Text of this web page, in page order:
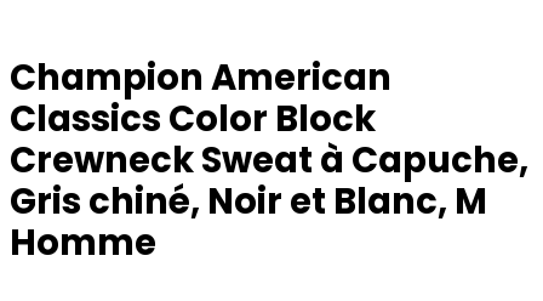
Champion American
Classics Color Block
Crewneck Sweat à Capuche,
Gris chiné, Noir et Blanc, M
Homme